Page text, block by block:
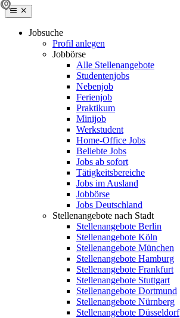
Jobsuche
Profil anlegen
Jobbörse
Alle Stellenangebote
Studentenjobs
Nebenjob
Ferienjob
Praktikum
Minijob
Werkstudent
Home-Office Jobs
Beliebte Jobs
Jobs ab sofort
Tätigkeitsbereiche
Jobs im Ausland
Jobbörse
Jobs Deutschland
Stellenangebote nach Stadt
Stellenangebote Berlin
Stellenangebote Köln
Stellenangebote München
Stellenangebote Hamburg
Stellenangebote Frankfurt
Stellenangebote Stuttgart
Stellenangebote Dortmund
Stellenangebote Nürnberg
Stellenangebote Düsseldorf